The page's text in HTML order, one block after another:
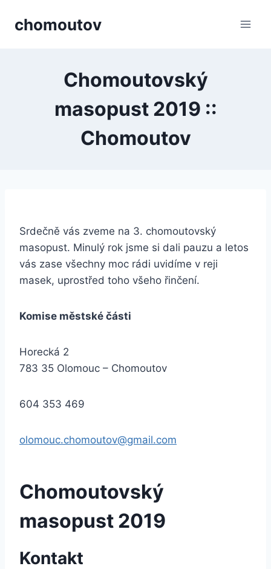
chomoutov
Chomoutovský
masopust 2019 ::
Chomoutov
Srdečně vás zveme na 3. chomoutovský
masopust. Minulý rok jsme si dali pauzu a letos
vás zase všechny moc rádi uvidíme v reji
masek, uprostřed toho všeho řinčení.
Komise městské části
Horecká 2
783 35 Olomouc – Chomoutov
604 353 469
olomouc.chomoutov@gmail.com
Chomoutovský
masopust 2019
Kontakt